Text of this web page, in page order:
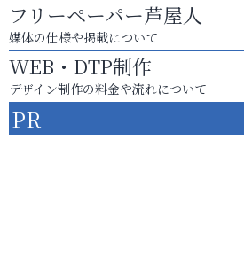
フリーペーパー芦屋人
媒体の仕様や掲載について
WEB・DTP制作
デザイン制作の料金や流れについて
PR